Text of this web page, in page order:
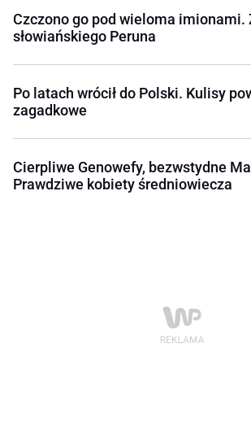
Czczono go pod wieloma imionami.
słowiańskiego Peruna
Po latach wrócił do Polski. Kulisy
zagadkowe
Cierpliwe Genowefy, bezwstydne
Prawdziwe kobiety średniowiecza